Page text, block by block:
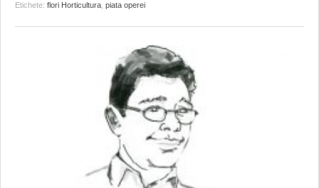
Etichete: flori Horticultura piata operei